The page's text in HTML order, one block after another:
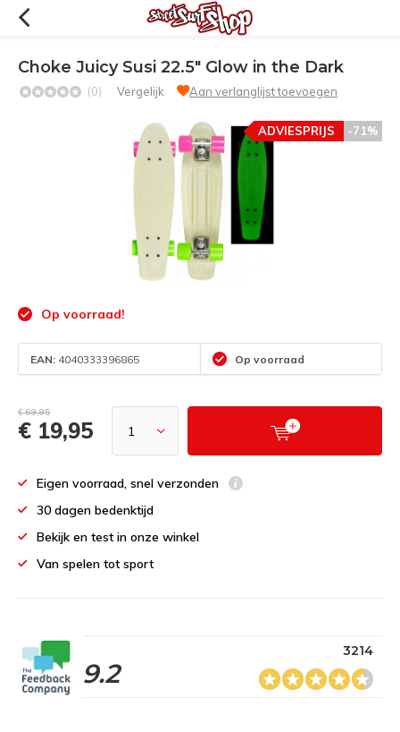
Choke Juicy Susi 22.5" Glow in the Dark
(0) Vergelijk Aan verlanglijst toevoegen
-71%
ADVIESPRIJS
Op voorraad!
EAN: 4040333396865 Op voorraad
€ 69,95
€ 19,95
Eigen voorraad, snel verzonden
30 dagen bedenktijd
Bekijk en test in onze winkel
Van spelen tot sport
9.2
3214